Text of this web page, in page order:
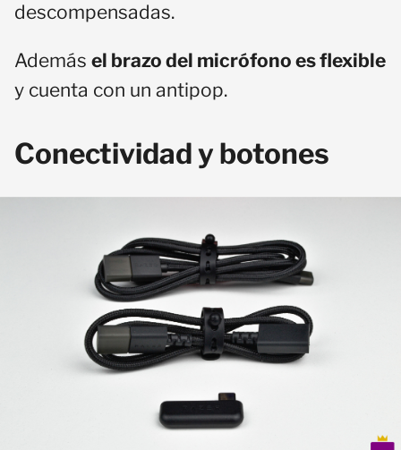
descompensadas.
Además el brazo del micrófono es flexible
y cuenta con un antipop.
Conectividad y botones